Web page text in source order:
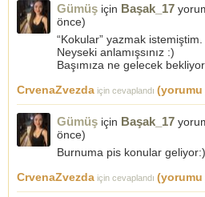
Gümüş için Başak_17
önce)
“Kokular” yazmak istemiştim.
Neyseki anlamışsınız :)
Başımıza ne gelecek
CrvenaZvezda için cevaplandı
Gümüş için Başak_17
önce)
Burnuma pis konular geliyor:)
CrvenaZvezda için cevaplandı